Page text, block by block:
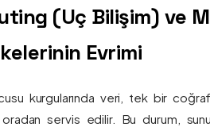
(Uç Bilişim) ve
Evrimi
kurgularında veri, tek bir
oradan servis edilir. Bu durum,